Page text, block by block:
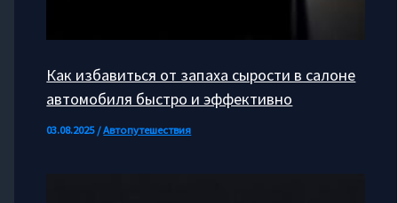
Как избавиться от запаха сырости в салоне
автомобиля быстро и эффективно
03.08.2025/Автопутешествия